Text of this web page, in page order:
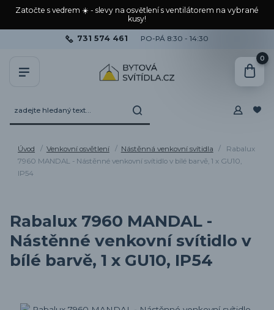
Zatočte s vedrem ☀️ - slevy na osvětlení s ventilátorem na vybrané
kusy!
731 574 461 PO-PÁ 8:30 - 14:30
0
Úvod Venkovní osvětlení Nástěnná venkovní svítidla
Rabalux
7960 MANDAL - Nástěnné venkovní svítidlo v bílé barvě, 1 x GU10,
IP54
Rabalux 7960 MANDAL -
Nástěnné venkovní svítidlo v
bílé barvě, 1 x GU10, IP54